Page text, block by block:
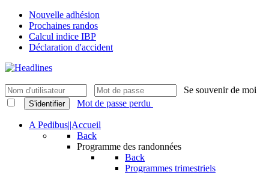
Nouvelle adhésion
Prochaines randos
Calcul indice IBP
Déclaration d'accident
Se souvenir de moi
S'identifier Mot de passe perdu
A Pedibus||Accueil
Back
Programme des randonnées
Back
Programmes trimestriels